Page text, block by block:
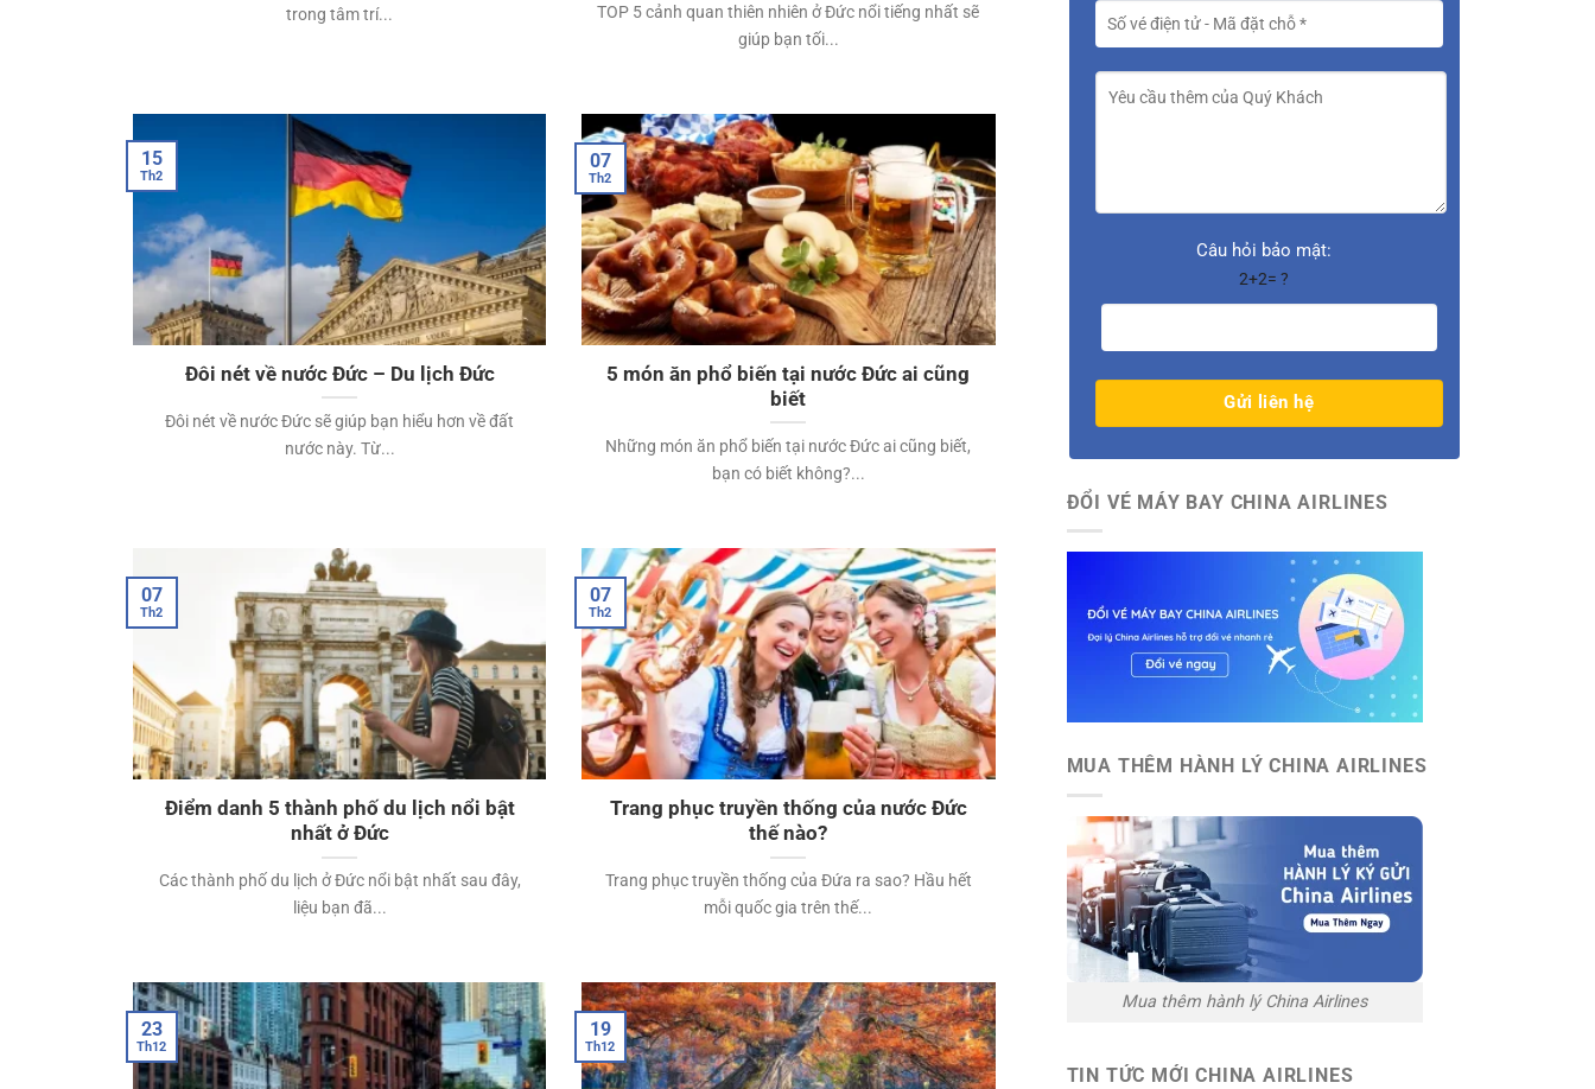
trong tâm trí...
TOP 5 cảnh quan thiên nhiên ở Đức nổi tiếng nhất sẽ
giúp bạn tối...
Đôi nét về nước Đức – Du lịch Đức
Đôi nét về nước Đức sẽ giúp bạn hiểu hơn về đất
nước này. Từ...
15
Th2
5 món ăn phổ biến tại nước Đức ai cũng
biết
Những món ăn phổ biến tại nước Đức ai cũng biết,
bạn có biết không?...
07
Th2
Điểm danh 5 thành phố du lịch nổi bật
nhất ở Đức
Các thành phố du lịch ở Đức nổi bật nhất sau đây,
liệu bạn đã...
07
Th2
Trang phục truyền thống của nước Đức
thế nào?
Trang phục truyền thống của Đứa ra sao? Hầu hết
mỗi quốc gia trên thế...
07
Th2
23
Th12
19
Th12
Câu hỏi bảo mật:
2+2= ?
ĐỔI VÉ MÁY BAY CHINA AIRLINES
MUA THÊM HÀNH LÝ CHINA AIRLINES
Mua thêm hành lý China Airlines
TIN TỨC MỚI CHINA AIRLINES